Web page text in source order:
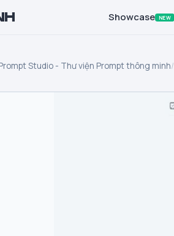
Showcase NEW
Studio - Thư viện Prompt thông minh/